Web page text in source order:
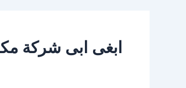
ابغى ابى شركة